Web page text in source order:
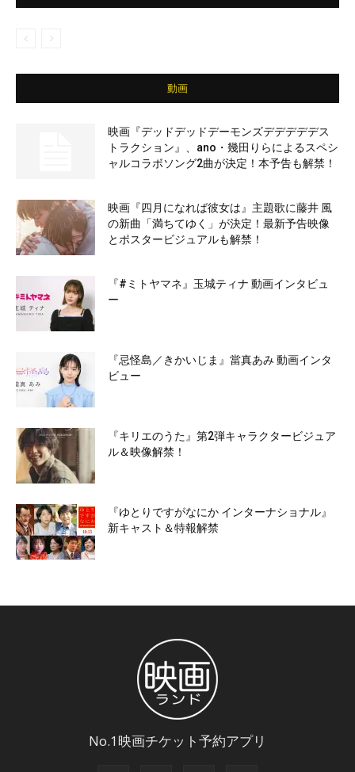
動画
映画『デッドデッドデーモンズデデデデデス
トラクション』、ano・幾田りらによるスペシ
ャルコラボソング2曲が決定！本予告も解禁！
映画『四月になれば彼女は』主題歌に藤井 風
の新曲「満ちてゆく」が決定！最新予告映像
とポスタービジュアルも解禁！
『#ミトヤマネ』玉城ティナ 動画インタビュ
ー
『忌怪島／きかいじま』當真あみ 動画インタ
ビュー
『キリエのうた』第2弾キャラクタービジュア
ル＆映像解禁！
『ゆとりですがなにか インターナショナル』
新キャスト＆特報解禁
No.1映画チケット予約アプリ